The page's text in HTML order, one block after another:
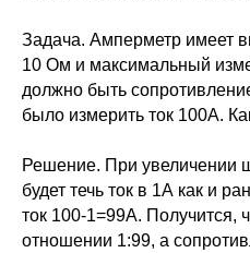
Задача. Амперметр имеет
10 Ом и максимальный
должно быть
было измерить ток 100А.
Решение. При увеличении
будет течь ток в 1А как и
ток 100-1=99А. Получится,
отношении 1:99, а